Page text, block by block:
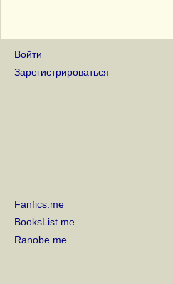
Войти
Зарегистрироваться
Fanfics.me
BooksList.me
Ranobe.me